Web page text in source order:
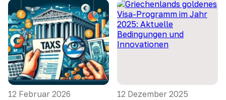
12 Februar 2026
12 Dezember 2025